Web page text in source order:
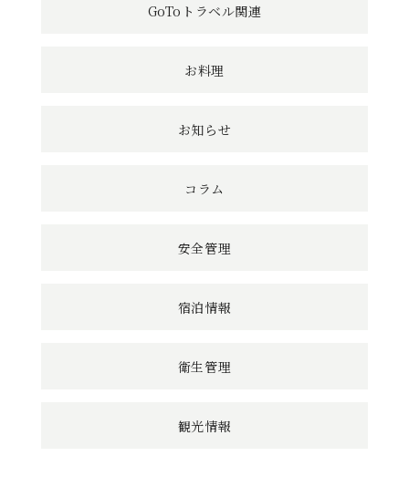
GoToトラベル関連
お料理
お知らせ
コラム
安全管理
宿泊情報
衛生管理
観光情報